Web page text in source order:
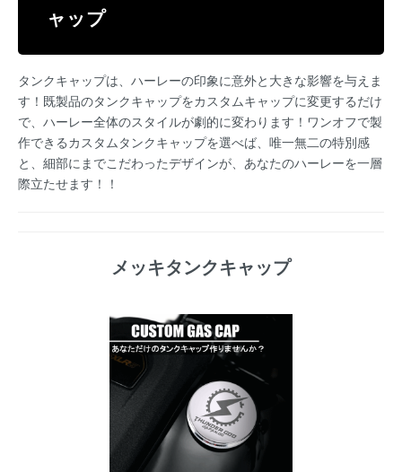
ャップ
タンクキャップは、ハーレーの印象に意外と大きな影響を与えま
す！既製品のタンクキャップをカスタムキャップに変更するだけ
で、ハーレー全体のスタイルが劇的に変わります！ワンオフで製
作できるカスタムタンクキャップを選べば、唯一無二の特別感
と、細部にまでこだわったデザインが、あなたのハーレーを一層
際立たせます！！
メッキタンクキャップ